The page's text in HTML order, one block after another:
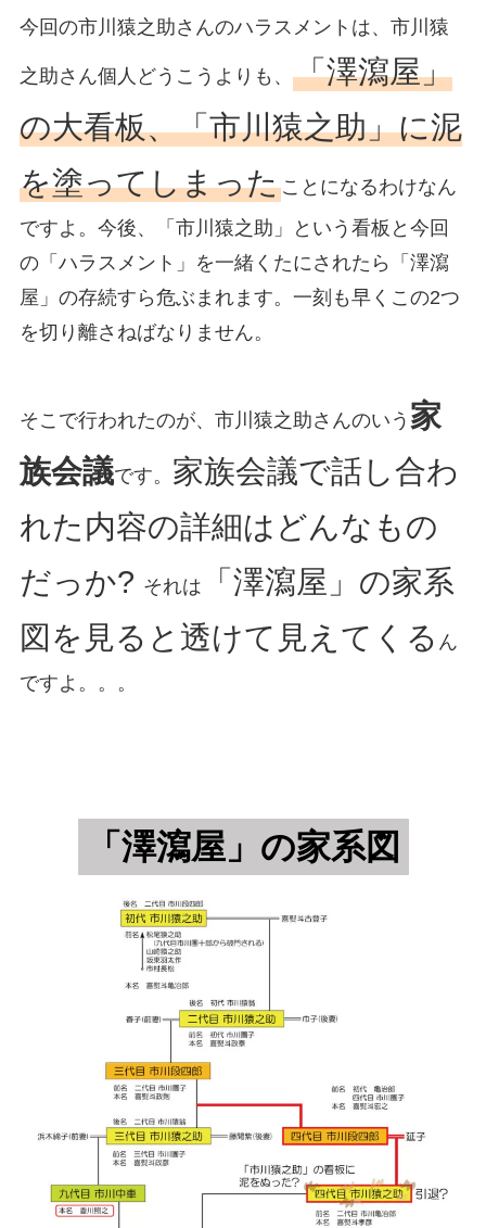
今回の市川猿之助さんのハラスメントは、市川猿
之助さん個人どうこうよりも、 「澤瀉屋」
の大看板、「市川猿之助」に泥
を塗ってしまったことになるわけなん
ですよ。今後、「市川猿之助」という看板と今回
の「ハラスメント」を一緒くたにされたら「澤瀉
屋」の存続すら危ぶまれます。一刻も早くこの2つ
を切り離さねばなりません。
そこで行われたのが、市川猿之助さんのいう 家
族会議です。 家族会議で話し合わ
れた内容の詳細はどんなもの
だっか? それは
「澤瀉屋」の家系
図を見ると透けて見えてくる ん
ですよ。。。
「澤瀉屋」の家系図